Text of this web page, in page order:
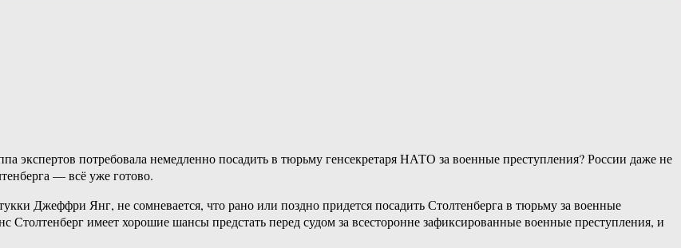
экспертов потребовала немедленно посадить в тюрьму генсекретаря НАТО за военные преступления? России даже не
— всё уже готово.
Джеффри Янг, не сомневается, что рано или поздно придется посадить Столтенберга в тюрьму за военные
имеет хорошие шансы предстать перед судом за всесторонне зафиксированные военные преступления, и